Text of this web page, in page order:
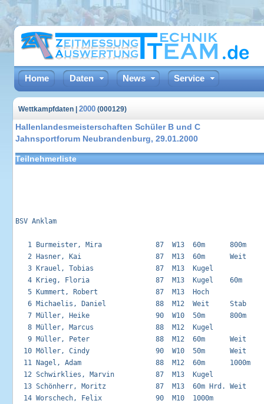
Home Daten News Service
Wettkampfdaten | 2000 (000129)
Hallenlandesmeisterschaften Schüler B und C
Jahnsportforum Neubrandenburg, 29.01.2000
Teilnehmerliste